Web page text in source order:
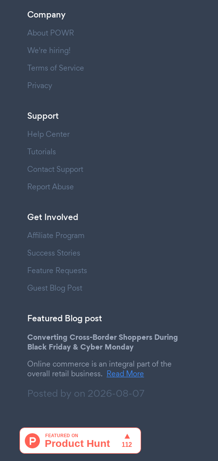
Company
About POWR
We're hiring!
Terms of Service
Privacy
Support
Help Center
Tutorials
Contact Support
Report Abuse
Get Involved
Affiliate Program
Success Stories
Feature Requests
Guest Blog Post
Featured Blog post
Converting Cross-Border Shoppers During
Black Friday & Cyber Monday
Online commerce is an integral part of the
overall retail business. Read More
Posted by on 2026-08-07